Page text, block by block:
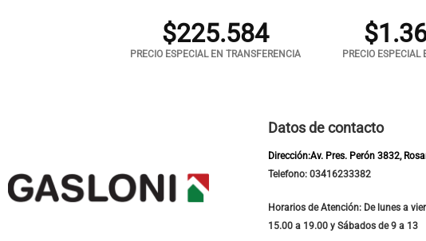
$225.584
PRECIO ESPECIAL EN TRANSFERENCIA
$
PRECIO ESPECIAL
Datos de contacto
Dirección:Av. Pres. Perón 3832,
Telefono: 03416233382
Horarios de Atención: De lunes a
15.00 a 19.00 y Sábados de 9 a 13